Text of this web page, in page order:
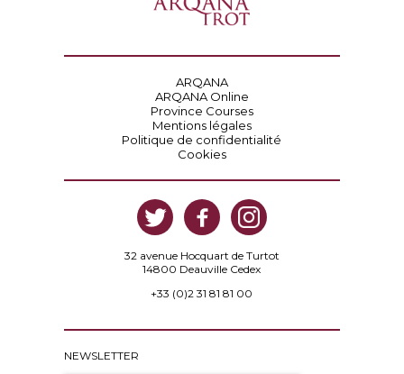
ARQANA
ARQANA Online
Province Courses
Mentions légales
Politique de confidentialité
Cookies
32 avenue Hocquart de Turtot
14800 Deauville Cedex
+33 (0)2 31 81 81 00
NEWSLETTER